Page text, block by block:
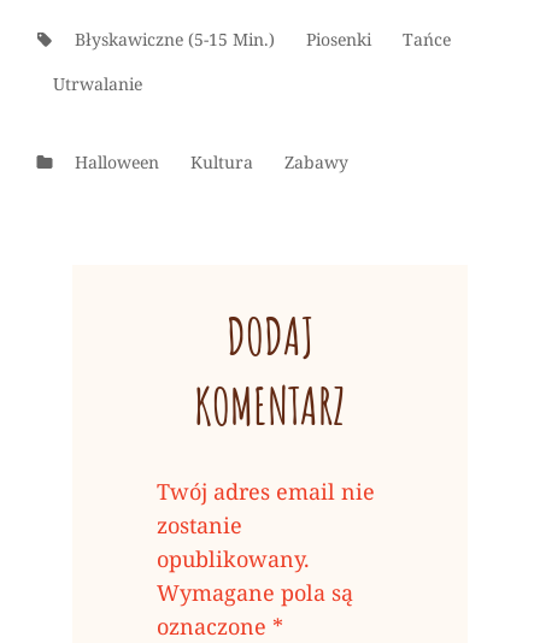
Tags:
Błyskawiczne (5-15 Min.) Piosenki
Tańce
Utrwalanie
Categories
Halloween Kultura Zabawy
DODAJ
KOMENTARZ
Twój adres email nie
zostanie
opublikowany.
Wymagane pola są
oznaczone *